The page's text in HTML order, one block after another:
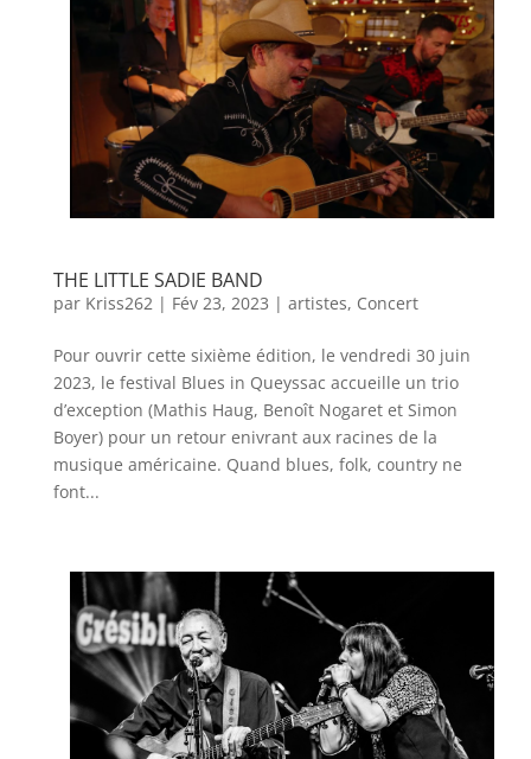
THE LITTLE SADIE BAND
par Kriss262| Fév 23, 2023 | artistes, Concert
Pour ouvrir cette sixième édition, le vendredi 30 juin
2023, le festival Blues in Queyssac accueille un trio
d’exception (Mathis Haug, Benoît Nogaret et Simon
Boyer) pour un retour enivrant aux racines de la
musique américaine. Quand blues, folk, country ne
font...